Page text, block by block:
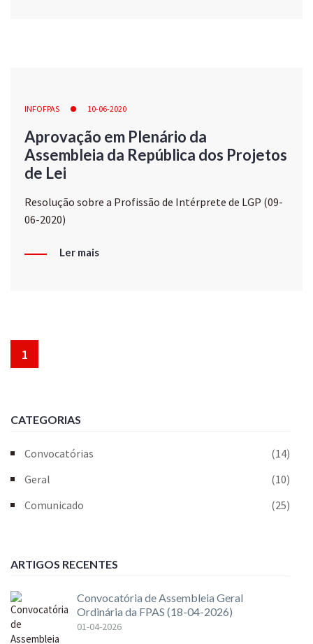
INFOFPAS 10-06-2020
Aprovação em Plenário da
Assembleia da República dos Projetos
de Lei
Resolução sobre a Profissão de Intérprete de LGP (09-
06-2020)
Ler mais
1
CATEGORIAS
Convocatórias
(14)
Geral
(10)
Comunicado
(25)
ARTIGOS RECENTES
Convocatória de Assembleia Geral
Ordinária da FPAS (18-04-2026)
01-04-2026